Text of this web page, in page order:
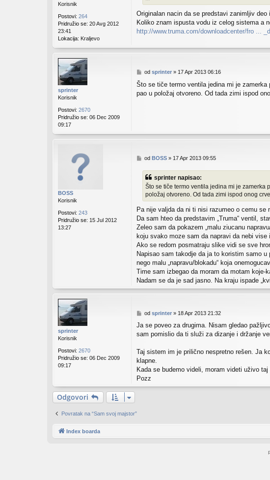
Korisnik
Postovi: 264
Pridružio se: 20 Avg 2012
23:41
Lokacija: Kraljevo
Originalan nacin da se predstavi zanimljiv deo
Koliko znam ispusta vodu iz celog sistema a
http://www.truma.com/downloadcenter/fro ...
sprinter
Korisnik
Postovi: 2670
Pridružio se: 06 Dec 2009
09:17
P
s
t
od sprinter» 17 Apr 2013 06:16
Što se tiče termo ventila jedina mi je
pao u položaj otvoreno. Od tada zimi ispod
BOSS
Korisnik
Postovi: 243
Pridružio se: 15 Jul 2012
13:27
P
s
od BOSS» 17 Apr 2013 09:55
sprinter napisao:
Što se tiče termo ventila jedina mi je zamerka
položaj otvoreno. Od tada zimi ispod onog
Pa nije valjda da ni ti nisi razumeo o cemu se
Da sam hteo da predstavim „Truma“ ventil,
Zeleo sam da pokazem „malu ziucanu
koju svako moze sam da napravi da nebi vise
Ako se redom posmatraju slike vidi se sve
Napisao sam takodje da ja to koristim samo u
nego malu „napravu/blokadu“ koja
Time sam izbegao da moram da motam koje-
Nadam se da je sad jasno. Na kraju ispade
sprinter
Korisnik
Postovi: 2670
Pridružio se: 06 Dec 2009
09:17
P
s
t
od sprinter» 18 Apr 2013 21:32
Ja se poveo za drugima. Nisam gledao
sam pomislio da ti služi za dizanje i držanje
Taj sistem im je prilično nespretno rešen. Ja
klapne.
Kada se budemo videli, moram videti uživo taj
Pozz
Odgovori
Povratak na “Sam svoj majstor”
Index boarda